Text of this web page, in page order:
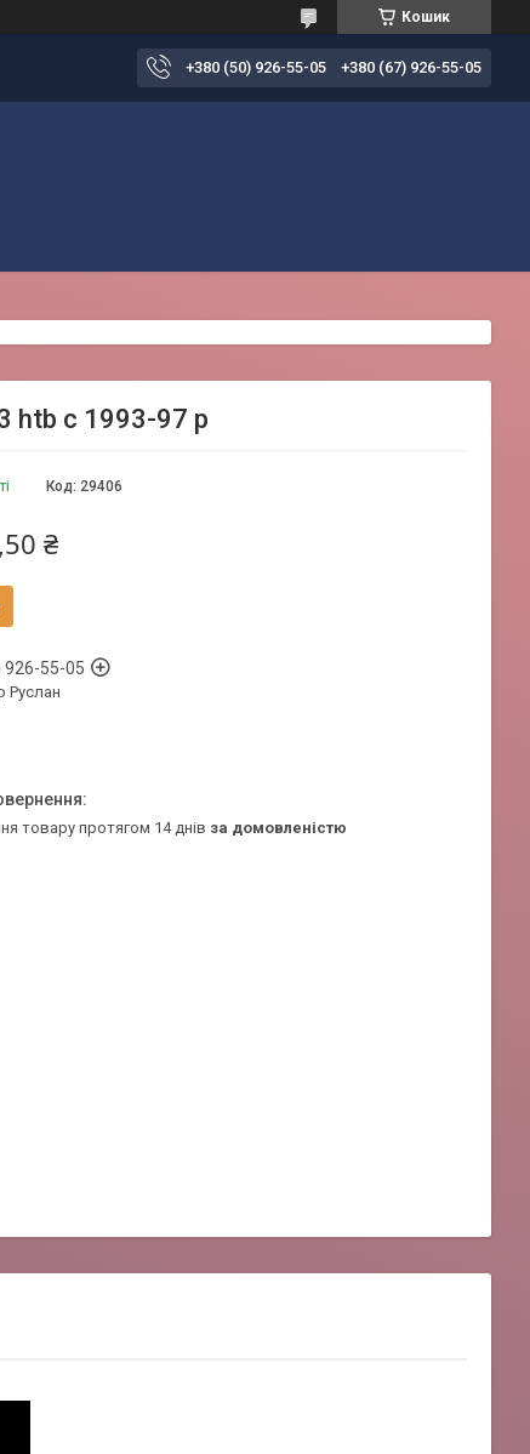
Кошик
+380 (50) 926-55-05 +380 (67) 926-55-05
htb c 1993-97 р
Код: 29406
₴
926-55-05
Руслан
товару протягом 14 днів за домовленістю